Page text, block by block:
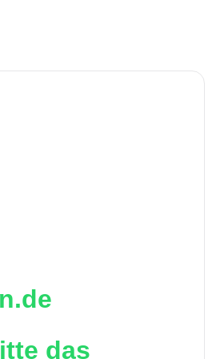
das